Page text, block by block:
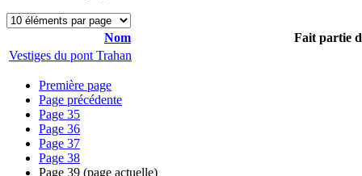
Nom
Fait partie
Vestiges du pont Trahan
Première page
Page précédente
Page 35
Page 36
Page 37
Page 38
Page 39 (page actuelle)